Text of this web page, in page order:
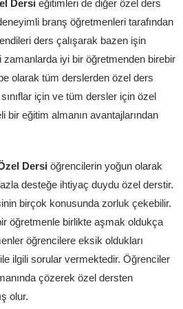
Dersi eğitimleri de diğer özel ders
branş öğretmenleri tarafından
ders çalışarak bazen işin
zamanlarda iyi bir öğretmenden birebir
olarak tüm derslerden özel ders
için ve tüm dersler için özel
bir eğitim almanın avantajlarından
Dersi öğrencilerin yoğun olarak
desteğe ihtiyaç duydu özel derstir.
birçok konusunda zorluk çekebilir.
öğretmenle birlikte aşmak oldukça
öğrencilere eksik oldukları
ilgili sorular vermektedir. Öğrenciler
çözerek özel dersten
olur.